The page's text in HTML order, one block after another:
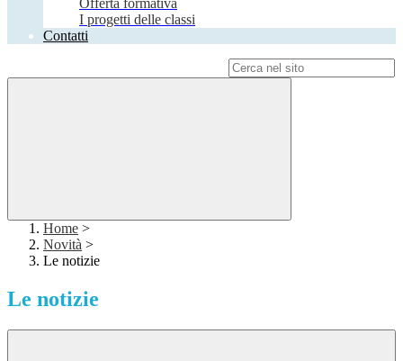
Offerta formativa
I progetti delle classi
Contatti
Home >
Novità >
Le notizie
Le notizie